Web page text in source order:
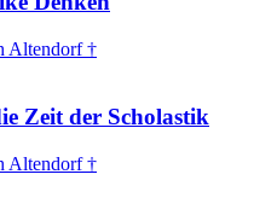
Altendorf †
Zeit der Scholastik
Altendorf †